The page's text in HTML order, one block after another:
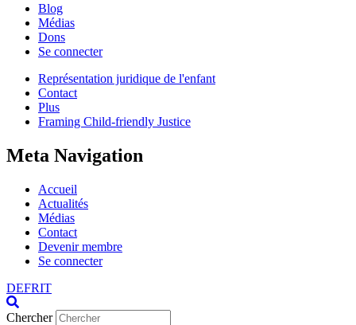
Blog
Médias
Dons
Se connecter
Représentation juridique de l'enfant
Contact
Plus
Framing Child-friendly Justice
Meta Navigation
Accueil
Actualités
Médias
Contact
Devenir membre
Se connecter
DEFRIT
Chercher